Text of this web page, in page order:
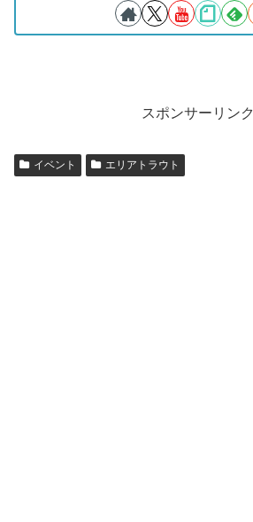
スポンサーリンク
イベント エリアトラウト